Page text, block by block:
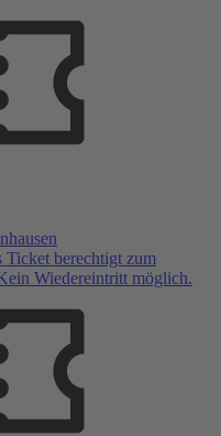
Ticket berechtigt zum
Wiedereintritt möglich.